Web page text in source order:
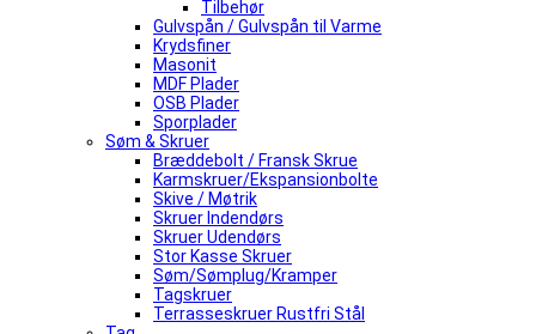
Tilbehør
Gulvspån / Gulvspån til Varme
Krydsfiner
Masonit
MDF Plader
OSB Plader
Sporplader
Søm & Skruer
Bræddebolt / Fransk Skrue
Karmskruer/Ekspansionbolte
Skive / Møtrik
Skruer Indendørs
Skruer Udendørs
Stor Kasse Skruer
Søm/Sømplug/Kramper
Tagskruer
Terrasseskruer Rustfri Stål